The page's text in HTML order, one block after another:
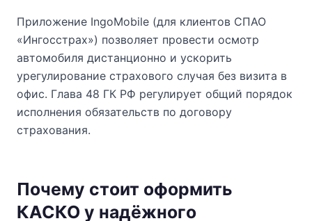
Приложение IngoMobile (для клиентов СПАО
«Ингосстрах») позволяет провести осмотр
автомобиля дистанционно и ускорить
урегулирование страхового случая без визита в
офис. Глава 48 ГК РФ регулирует общий порядок
исполнения обязательств по договору
страхования.
Почему стоит оформить
КАСКО у надёжного